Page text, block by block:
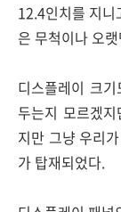
12.4인치를 지
은 무척이나 오
디스플레이 크
두는지 모르겠지
지만 그냥 우리
가 탑재되었다.